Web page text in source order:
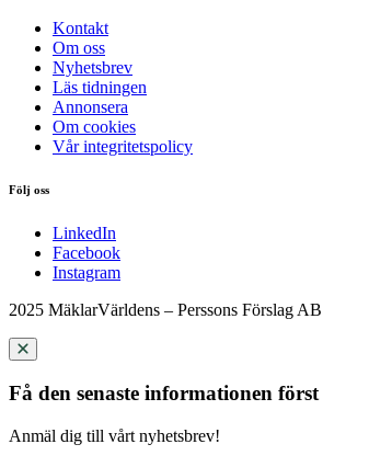
Kontakt
Om oss
Nyhetsbrev
Läs tidningen
Annonsera
Om cookies
Vår integritetspolicy
Följ oss
LinkedIn
Facebook
Instagram
2025 MäklarVärldens – Perssons Förslag AB
Få den senaste informationen först
Anmäl dig till vårt nyhetsbrev!